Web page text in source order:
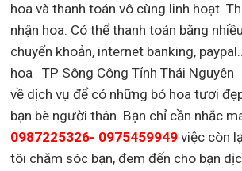
hoa và thanh toán vô cùng linh hoạt.
nhận hoa. Có thể thanh toán bằng
chuyển khoản, internet banking,
hoa TP Sông Công Tỉnh Thái Nguyên
về dịch vụ để có những bó hoa tươi
bạn bè người thân. Bạn chỉ cần nhắc
0987225326- 0975459949việc còn
tôi chăm sóc bạn, đem đến cho bạn